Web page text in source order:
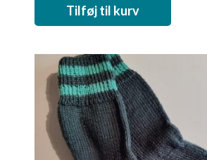
Tilføj til kurv